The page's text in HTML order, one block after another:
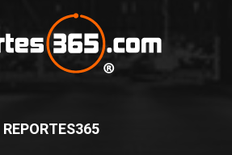
REPORTES365